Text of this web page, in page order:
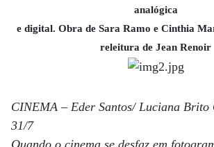
analógica
e digital. Obra de Sara Ramo e Cinthia
releitura de Jean Renoir
CINEMA – Eder Santos/ Luciana Brito
31/7
Quando o cinema se desfaz em